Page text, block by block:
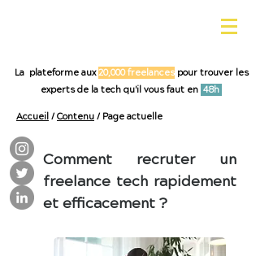
La plateforme aux20,000 freelancespour trouver les
experts de la tech qu'il vous faut en 48h
Accueil / Contenu / Page actuelle
Comment recruter un
freelance tech rapidement
et efficacement ?